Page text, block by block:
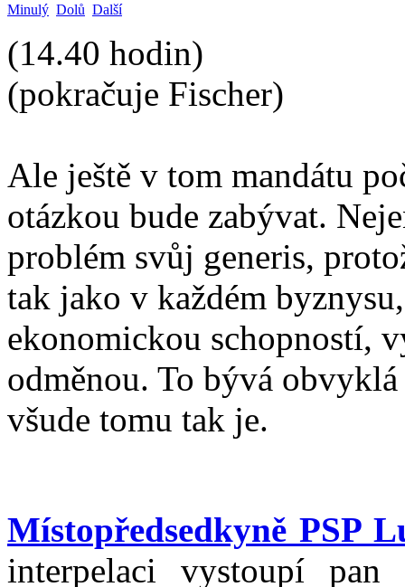
Minulý Dolů Další
(14.40 hodin)
(pokračuje Fischer)
Ale ještě v tom mandátu
otázkou bude zabývat.
problém svůj generis,
tak jako v každém
ekonomickou schopností,
odměnou. To bývá
všude tomu tak je.
Místopředsedkyně PSP
interpelaci vystoupí pan